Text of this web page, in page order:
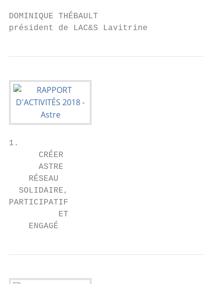
DOMINIQUE THÉBAULT
président de LAC&S Lavitrine
1.
      CRÉER
      ASTRE
    RÉSEAU
  SOLIDAIRE,
PARTICIPATIF
          ET
    ENGAGÉ